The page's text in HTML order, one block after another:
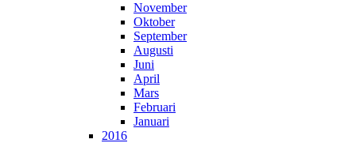
November
Oktober
September
Augusti
Juni
April
Mars
Februari
Januari
2016